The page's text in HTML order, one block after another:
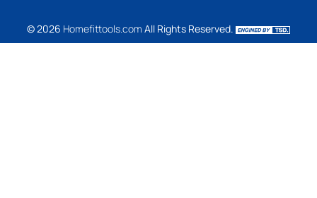
© 2026 Homefittools.com All Rights Reserved.